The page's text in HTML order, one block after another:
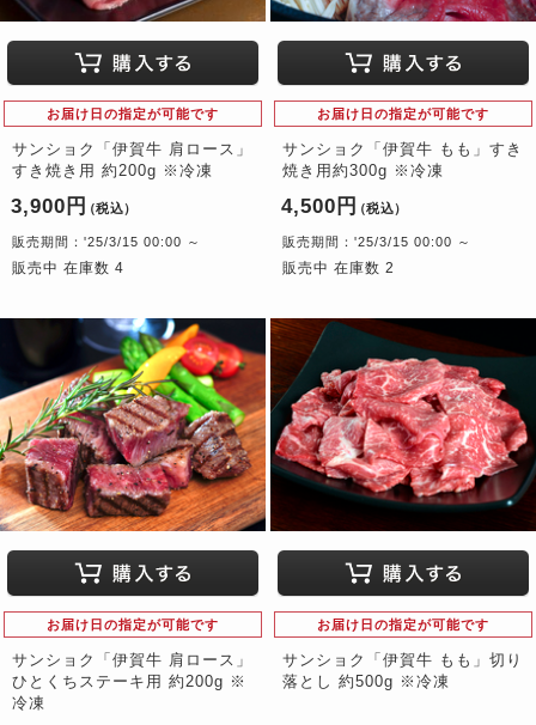
お届け日の指定が可能です
サンショク「伊賀牛 肩ロース」
すき焼き用 約200g ※冷凍
3,900円 （税込）
販売期間：'25/3/15 00:00 ～
販売中 在庫数 4
お届け日の指定が可能です
サンショク「伊賀牛 もも」すき
焼き用約300g ※冷凍
4,500円 （税込）
販売期間：'25/3/15 00:00 ～
販売中 在庫数 2
お届け日の指定が可能です
サンショク「伊賀牛 肩ロース」
ひとくちステーキ用 約200g ※
冷凍
お届け日の指定が可能です
サンショク「伊賀牛 もも」切り
落とし 約500g ※冷凍